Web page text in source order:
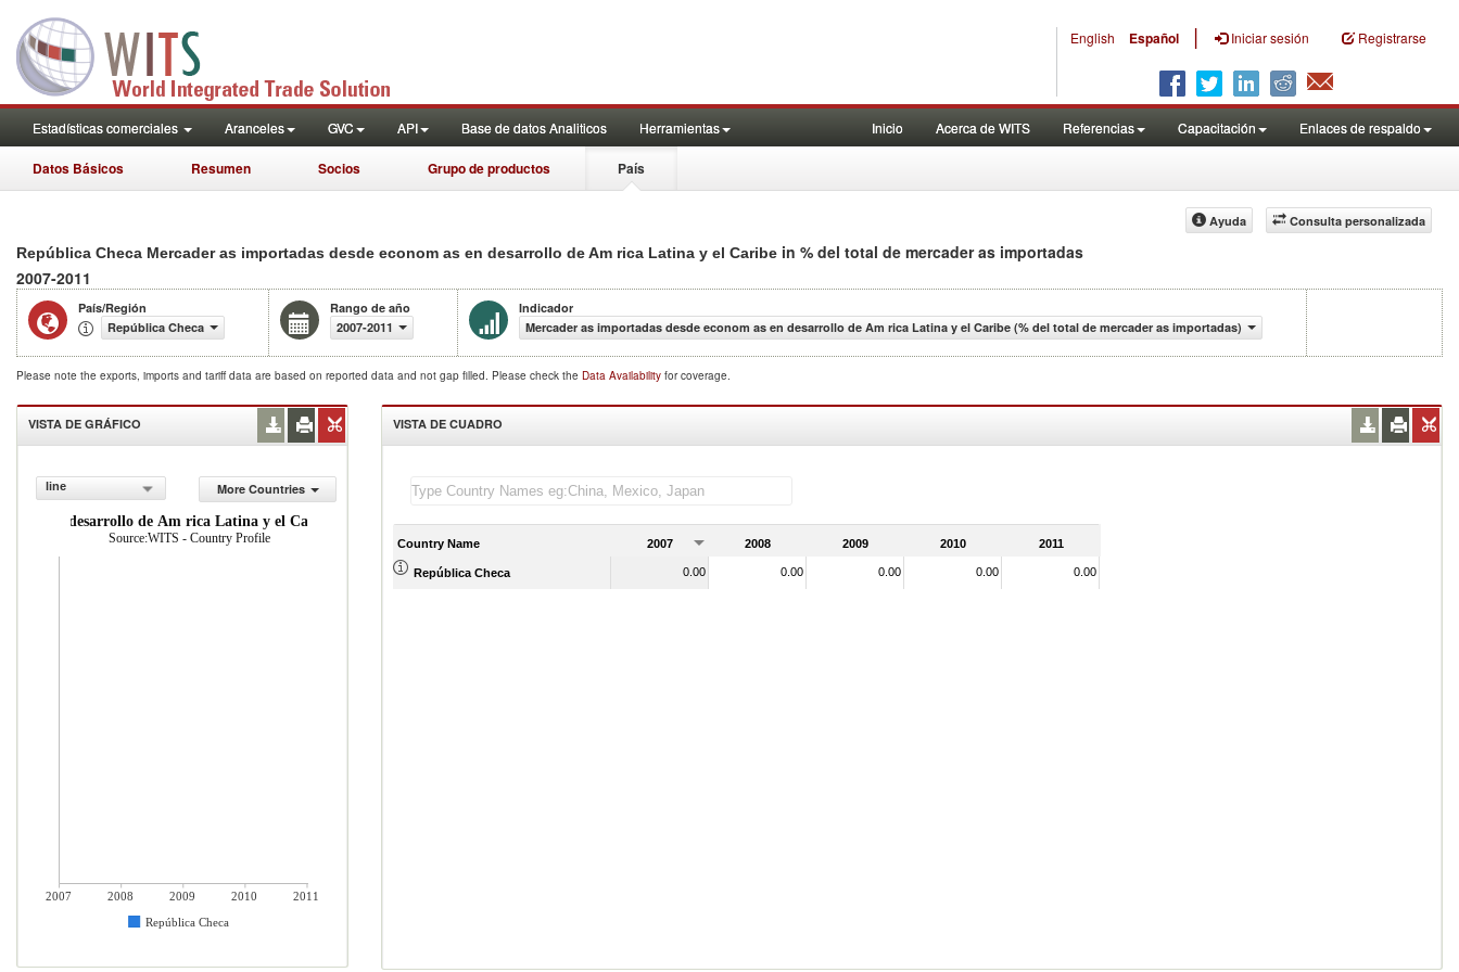
English Español | Iniciar sesión Registrarse
Estadísticas comerciales Aranceles GVC API Base de datos Analiticos Herramientas Inicio Acerca de WITS Referencias Capacitación Enlaces de respaldo
Datos Básicos Resumen Socios Grupo de productos País
Consulta personalizada
Ayuda
República Checa Mercader as importadas desde econom as en desarrollo de Am rica Latina y el Caribe in % del total de mercader as importadas
2007-2011
País/Región
República Checa
Rango de año
2007-2011
Indicador
Mercader as importadas desde econom as en desarrollo de Am rica Latina y el Caribe (% del total de mercader as importadas)
Please note the exports, imports and tariff data are based on reported data and not gap filled. Please check the Data Availability for coverage.
VISTA DE GRÁFICO
line
More Countries
as en desarrollo de Am rica Latina y el Caribe (% del total de mercader as importadas)
Source:WITS - Country Profile
2007 2008 2009 2010
2011
República Checa
VISTA DE CUADRO
Country Name 2007 2008 2009 2010 2011
República Checa 0.00 0.00 0.00 0.00 0.00